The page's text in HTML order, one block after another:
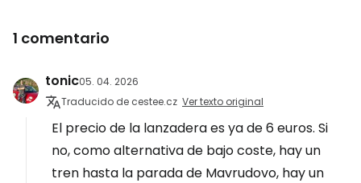
1 comentario
tonic05. 04. 2026
Traducido de cestee.cz Ver texto original
El precio de la lanzadera es ya de 6 euros. Si
no, como alternativa de bajo coste, hay un
tren hasta la parada de Mavrudovo, hay un